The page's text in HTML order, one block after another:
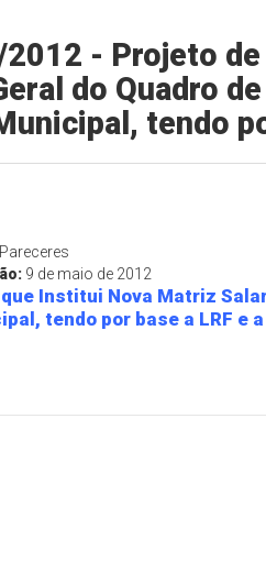
2012 - Projeto
do Quadro
tendo
9 de maio de 2012
Institui Nova Matriz
tendo por base a LRF e